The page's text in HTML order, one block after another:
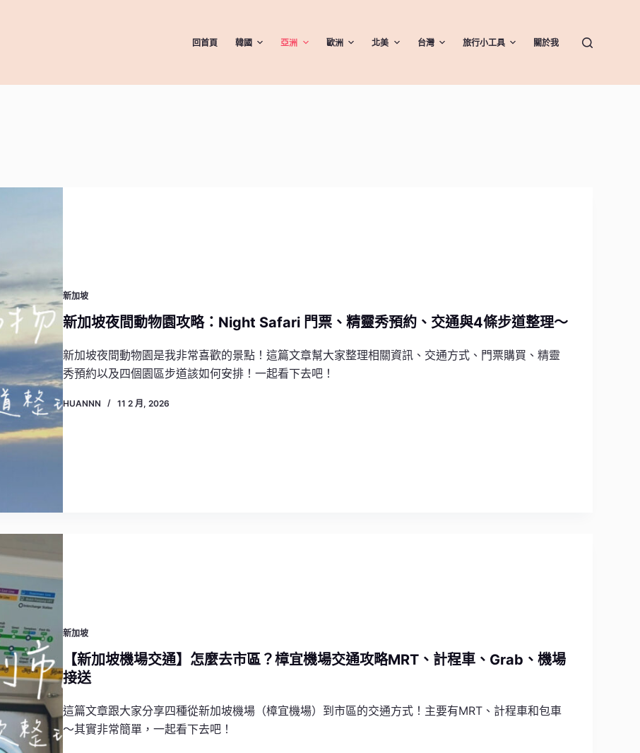
回首頁 韓國 亞洲 歐洲 北美 台灣 旅行小工具 關於我
新加坡
新加坡夜間動物園攻略：Night Safari 門票、精靈秀預約、交通與4條步道整理～
新加坡夜間動物園是我非常喜歡的景點！這篇文章幫大家整理相關資訊、交通方式、門票購買、精靈
秀預約以及四個園區步道該如何安排！一起看下去吧！
HUANNN 11 2 月, 2026
新加坡
【新加坡機場交通】怎麼去市區？樟宜機場交通攻略MRT、計程車、Grab、機場
接送
這篇文章跟大家分享四種從新加坡機場（樟宜機場）到市區的交通方式！主要有MRT、計程車和包車
～其實非常簡單，一起看下去吧！